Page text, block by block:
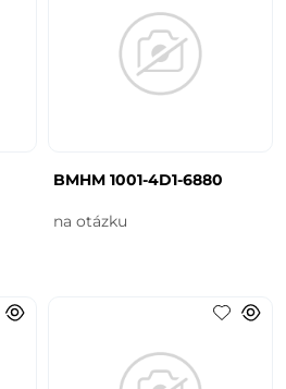
BMHM 1001-4D1-6880
na otázku